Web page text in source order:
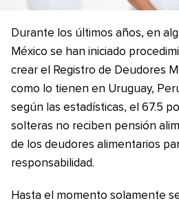
Durante los últimos años, en
México se han iniciado
crear el Registro de Deudores
como lo tienen en Uruguay,
según las estadísticas, el 67.5
solteras no reciben pensión
de los deudores alimentarios
responsabilidad.
Hasta el momento solamente